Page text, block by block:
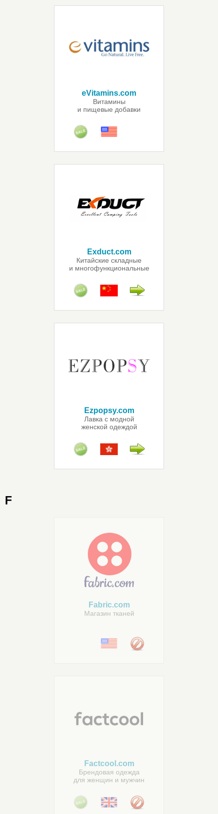
eVitamins.com
Витамины
и пищевые добавки
Exduct.com
Китайские складные
и многофункциональные
Ezpopsy.com
Лавка с модной
женской одеждой
F
Fabric.com
Магазин тканей
Factcool.com
Брендовая одежда
для женщин и мужчин